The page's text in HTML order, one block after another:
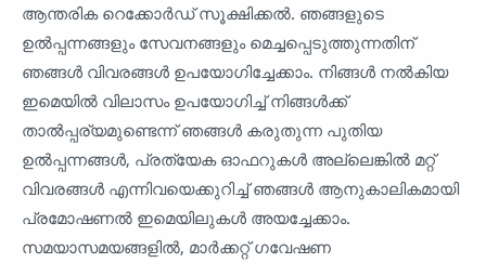
ആന്തരിക റെക്കോർഡ് സൂക്ഷിക്കൽ. ഞങ്ങളുടെ
ഉൽ‌പ്പന്നങ്ങളും സേവനങ്ങളും മെച്ചപ്പെടുത്തുന്നതിന്
ഞങ്ങൾ‌ വിവരങ്ങൾ‌ ഉപയോഗിച്ചേക്കാം. നിങ്ങൾ നൽകിയ
ഇമെയിൽ വിലാസം ഉപയോഗിച്ച് നിങ്ങൾക്ക്
താൽപ്പര്യമുണ്ടെന്ന് ഞങ്ങൾ കരുതുന്ന പുതിയ
ഉൽപ്പന്നങ്ങൾ, പ്രത്യേക ഓഫറുകൾ അല്ലെങ്കിൽ മറ്റ്
വിവരങ്ങൾ എന്നിവയെക്കുറിച്ച് ഞങ്ങൾ ആനുകാലികമായി
പ്രമോഷണൽ ഇമെയിലുകൾ അയച്ചേക്കാം.
സമയാസമയങ്ങളിൽ, മാർക്കറ്റ് ഗവേഷണ